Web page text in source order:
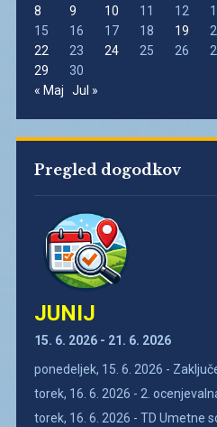
8
9 10 11 12
15
16 17 18 19
22
23 24 25 26
29
30
« Maj
Jul »
Pregled dogodkov
JUNIJ
15. 6. 2026 - 21. 6. 2026
ponedeljek, 15. 6. 2026 -
torek, 16. 6. 2026 - 2.
torek, 16. 6. 2026 - TD Umetne